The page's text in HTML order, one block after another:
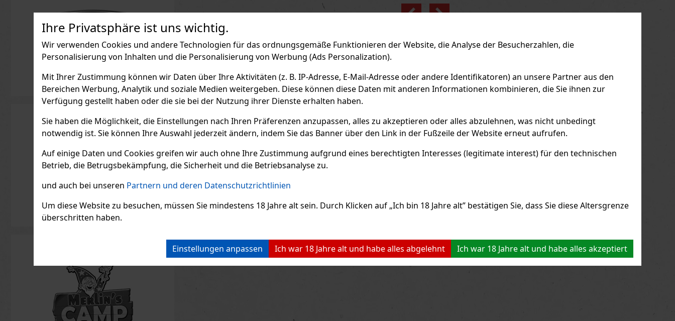
Ihre Privatsphäre ist uns wichtig.
Wir verwenden Cookies und andere Technologien für das ordnungsgemäße Funktionieren der Website, die Analyse der Besucherzahlen, die
Personalisierung von Inhalten und die Personalisierung von Werbung (Ads Personalization).
Mit Ihrer Zustimmung können wir Daten über Ihre Aktivitäten (z. B. IP-Adresse, E-Mail-Adresse oder andere Identifikatoren) an unsere Partner aus den
Bereichen Werbung, Analytik und soziale Medien weitergeben. Diese können diese Daten mit anderen Informationen kombinieren, die Sie ihnen zur
Verfügung gestellt haben oder die sie bei der Nutzung ihrer Dienste erhalten haben.
Sie haben die Möglichkeit, die Einstellungen nach Ihren Präferenzen anzupassen, alles zu akzeptieren oder alles abzulehnen, was nicht unbedingt
notwendig ist. Sie können Ihre Auswahl jederzeit ändern, indem Sie das Banner über den Link in der Fußzeile der Website erneut aufrufen.
Auf einige Daten und Cookies greifen wir auch ohne Ihre Zustimmung aufgrund eines berechtigten Interesses (legitimate interest) für den technischen
Betrieb, die Betrugsbekämpfung, die Sicherheit und die Betriebsanalyse zu.
und auch bei unseren Partnern und deren Datenschutzrichtlinien
Um diese Website zu besuchen, müssen Sie mindestens 18 Jahre alt sein. Durch Klicken auf „Ich bin 18 Jahre alt” bestätigen Sie, dass Sie diese Altersgrenze
überschritten haben.
Einstellungen anpassen Ich war 18 Jahre alt und habe alles abgelehnt Ich war 18 Jahre alt und habe alles akzeptiert
Previous